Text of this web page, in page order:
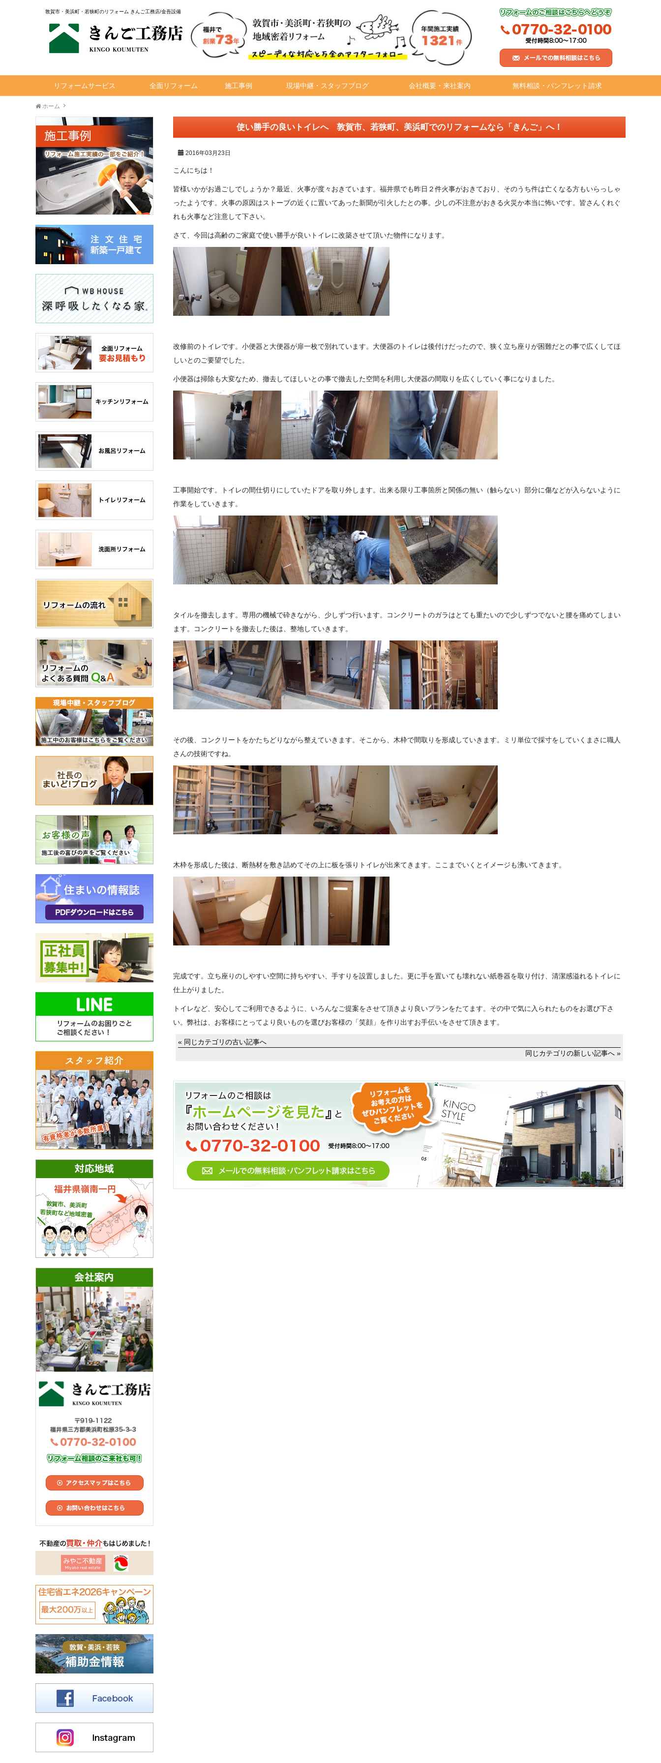
敦賀市・美浜町・若狭町のリフォーム きんご工務店/金吾設備
リフォームサービス 全面リフォーム 施工事例 現場中継・スタッフブログ 会社概要・来社案内 無料相談・パンフレット請求
ホーム
使い勝手の良いトイレへ 敦賀市、若狭町、美浜町でのリフォームなら「きんご」へ！
2016年03月23日
こんにちは！
皆様いかがお過ごしでしょうか？最近、火事が度々おきています。福井県でも昨日２件火事がおきており、そのうち件は亡くなる方もいらっしゃ
ったようです。火事の原因はストーブの近くに置いてあった新聞が引火したとの事。少しの不注意がおきる火災か本当に怖いです。皆さんくれぐ
れも火事など注意して下さい。
さて、今回は高齢のご家庭で使い勝手が良いトイレに改築させて頂いた物件になります。
改修前のトイレです。小便器と大便器が扉一枚で別れています。大便器のトイレは後付けだったので、狭く立ち座りが困難だとの事で広くしてほ
しいとのご要望でした。
小便器は掃除も大変なため、撤去してほしいとの事で撤去した空間を利用し大便器の間取りを広くしていく事になりました。
工事開始です。トイレの間仕切りにしていたドアを取り外します。出来る限り工事箇所と関係の無い（触らない）部分に傷などが入らないように
作業をしていきます。
タイルを撤去します。専用の機械で砕きながら、少しずつ行います。コンクリートのガラはとても重たいので少しずつでないと腰を痛めてしまい
ます。コンクリートを撤去した後は、整地していきます。
その後、コンクリートをかたちどりながら整えていきます。そこから、木枠で間取りを形成していきます。ミリ単位で採寸をしていくまさに職人
さんの技術ですね。
木枠を形成した後は、断熱材を敷き詰めてその上に板を張りトイレが出来てきます。ここまでいくとイメージも沸いてきます。
完成です。立ち座りのしやすい空間に持ちやすい、手すりを設置しました。更に手を置いても壊れない紙巻器を取り付け、清潔感溢れるトイレに
仕上がりました。
トイレなど、安心してご利用できるように、いろんなご提案をさせて頂きより良いプランをたてます。その中で気に入られたものをお選び下さ
い。弊社は、お客様にとってより良いものを選びお客様の「笑顔」を作り出すお手伝いをさせて頂きます。
« 同じカテゴリの古い記事へ
同じカテゴリの新しい記事へ »